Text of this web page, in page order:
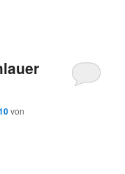
von